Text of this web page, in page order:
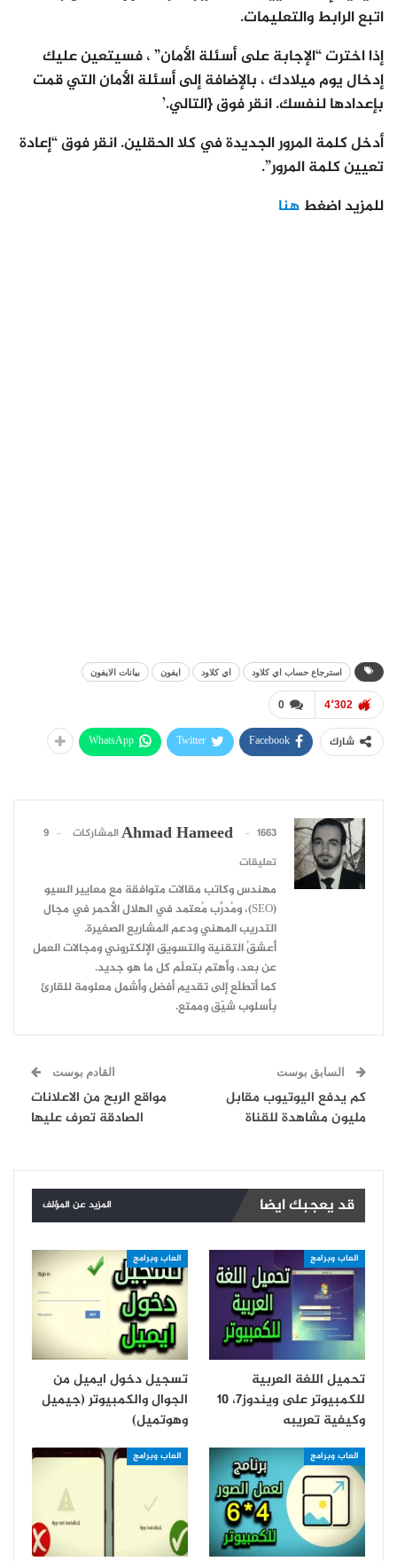
اتبع الرابط والتعليمات.
إذا اخترت “الإجابة على أسئلة الأمان” ، فسيتعين عليك
إدخال يوم ميلادك ، بالإضافة إلى أسئلة الأمان التي قمت
بإعدادها لنفسك. انقر فوق {التالي.’
أدخل كلمة المرور الجديدة في كلا الحقلين. انقر فوق “إعادة
تعيين كلمة المرور”.
للمزيد اضغط هنا
استرجاع حساب اي كلاود اي كلاود ايفون بيانات الايفون
0 4٬302
شارك Facebook
Twitter
WhatsApp
Ahmad Hameed 1663 المشاركات
9
تعليقات
مهندس وكاتب مقالات متوافقة مع معايير السيو
(SEO)، ومُدرِّب مُعتمد في الهلال الأحمر في مجال
التدريب المهني ودعم المشاريع الصغيرة.
أعشقُ التقنية والتسويق الإلكتروني ومجالات العمل
عن بعد، وأهتم بتعلّم كل ما هو جديد.
كما أتطلّع إلى تقديم أفضل وأشمل معلومة للقارئ
بأسلوب شيّق وممتع.
السابق بوست
كم يدفع اليوتيوب مقابل
مليون مشاهدة للقناة
القادم بوست
مواقع الربح من الاعلانات
الصادقة تعرف عليها
قد يعجبك ايضا المزيد عن المؤلف
العاب وبرامج
تحميل اللغة العربية
للكمبيوتر على ويندوز7، 10
وكيفية تعريبه
العاب وبرامج
تسجيل دخول ايميل من
الجوال والكمبيوتر (جيميل
وهوتميل)
العاب وبرامج العاب وبرامج